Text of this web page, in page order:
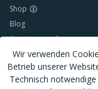
Shop
Blog
Amateur werden
Sitemap
Download MDH Chat App
FAQ / Kontaktiere uns
Wir verwenden
Betrieb unserer
Technisch